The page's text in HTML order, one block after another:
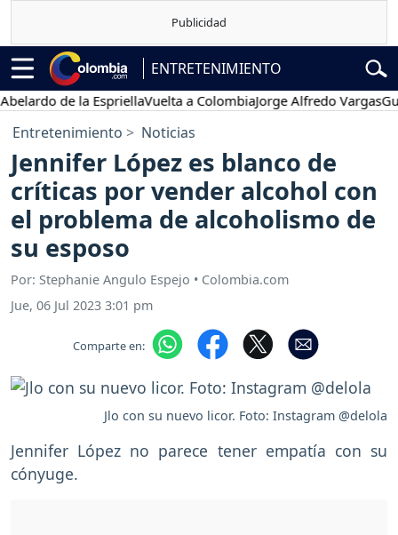
ENTRETENIMIENTO
de la EspriellaVuelta a ColombiaJorge Alfredo VargasGustavo
Entretenimiento Noticias
Jennifer López es blanco de
críticas por vender alcohol con
el problema de alcoholismo de
su esposo
Por: Stephanie Angulo Espejo • Colombia.com
Jue, 06 Jul 2023 3:01 pm
Comparte en:
Jlo con su nuevo licor. Foto: Instagram @delola
Jennifer López no parece tener empatía con su
cónyuge.